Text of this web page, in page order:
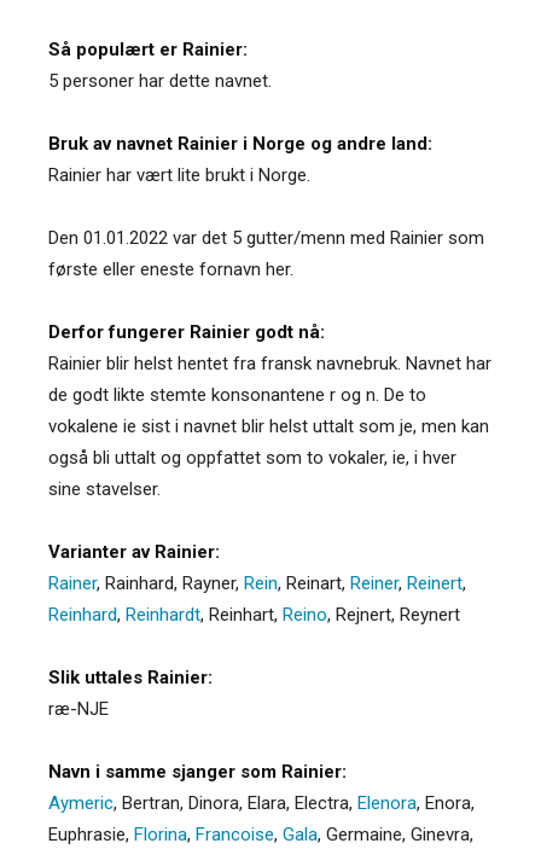
Så populært er Rainier:
5 personer har dette navnet.
Bruk av navnet Rainier i Norge og andre land:
Rainier har vært lite brukt i Norge.
Den 01.01.2022 var det 5 gutter/menn med Rainier som
første eller eneste fornavn her.
Derfor fungerer Rainier godt nå:
Rainier blir helst hentet fra fransk navnebruk. Navnet har
de godt likte stemte konsonantene r og n. De to
vokalene ie sist i navnet blir helst uttalt som je, men kan
også bli uttalt og oppfattet som to vokaler, ie, i hver
sine stavelser.
Varianter av Rainier:
Rainer, Rainhard, Rayner, Rein, Reinart, Reiner, Reinert,
Reinhard, Reinhardt, Reinhart, Reino, Rejnert, Reynert
Slik uttales Rainier:
ræ-NJE
Navn i samme sjanger som Rainier:
Aymeric, Bertran, Dinora, Elara, Electra, Elenora, Enora,
Euphrasie, Florina, Francoise, Gala, Germaine, Ginevra,